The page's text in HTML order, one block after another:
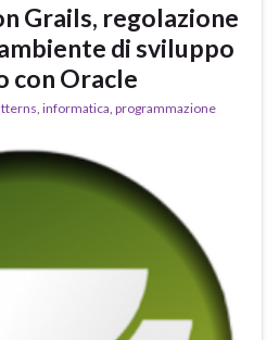
Grails, regolazione
di sviluppo
con Oracle
informatica programmazione